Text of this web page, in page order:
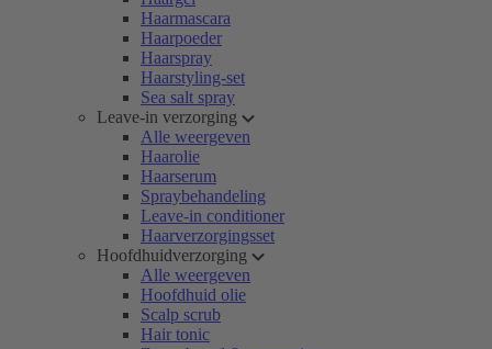
Haarmascara
Haarpoeder
Haarspray
Haarstyling-set
Sea salt spray
Leave-in verzorging
Alle weergeven
Haarolie
Haarserum
Spraybehandeling
Leave-in conditioner
Haarverzorgingsset
Hoofdhuidverzorging
Alle weergeven
Hoofdhuid olie
Scalp scrub
Hair tonic